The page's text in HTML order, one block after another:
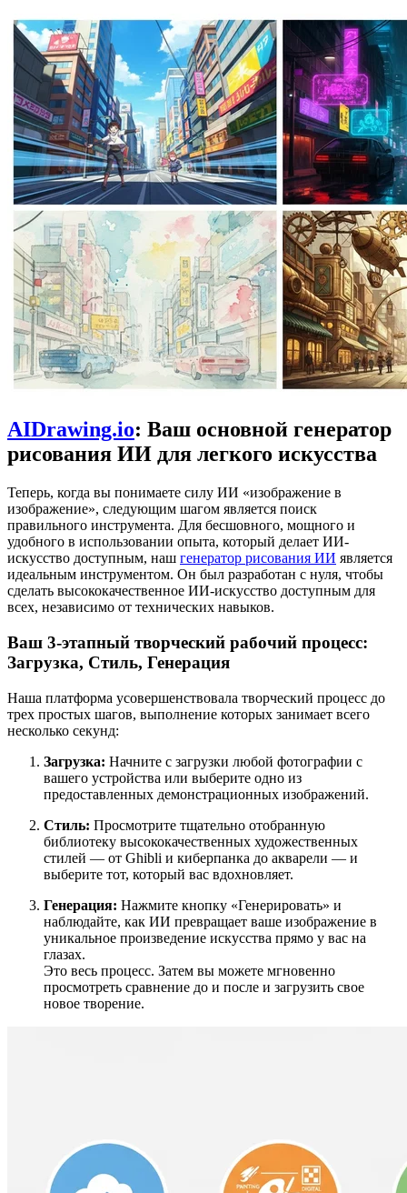
AIDrawing.io: Ваш основной генератор
рисования ИИ для легкого искусства
Теперь, когда вы понимаете силу ИИ «изображение в
изображение», следующим шагом является поиск
правильного инструмента. Для бесшовного, мощного и
удобного в использовании опыта, который делает ИИ-
искусство доступным, наш генератор рисования ИИ является
идеальным инструментом. Он был разработан с нуля, чтобы
сделать высококачественное ИИ-искусство доступным для
всех, независимо от технических навыков.
Ваш 3-этапный творческий рабочий процесс:
Загрузка, Стиль, Генерация
Наша платформа усовершенствовала творческий процесс до
трех простых шагов, выполнение которых занимает всего
несколько секунд:
Загрузка: Начните с загрузки любой фотографии с
вашего устройства или выберите одно из
предоставленных демонстрационных изображений.
Стиль: Просмотрите тщательно отобранную
библиотеку высококачественных художественных
стилей — от Ghibli и киберпанка до акварели — и
выберите тот, который вас вдохновляет.
Генерация: Нажмите кнопку «Генерировать» и
наблюдайте, как ИИ превращает ваше изображение в
уникальное произведение искусства прямо у вас на
глазах.
Это весь процесс. Затем вы можете мгновенно
просмотреть сравнение до и после и загрузить свое
новое творение.